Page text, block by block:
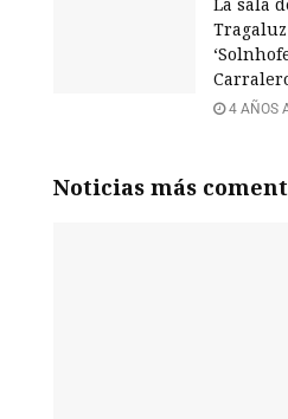
La sala
4 AÑOS
Noticias más